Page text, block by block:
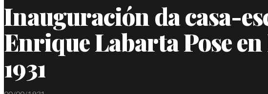
Inauguración da casa-
Enrique Labarta Pose en
1931